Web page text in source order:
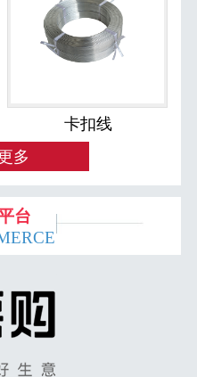
卡扣线
多
台